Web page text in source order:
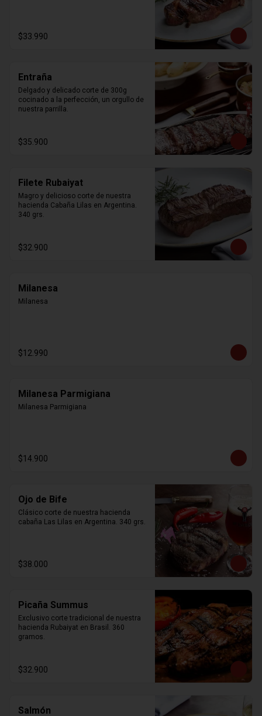
$33.990
Entraña
Delgado y delicado corte de 300g
cocinado a la perfección, un orgullo de
nuestra parrilla.
$35.900
Filete Rubaiyat
Magro y delicioso corte de nuestra
hacienda Cabaña Lilas en Argentina.
340 grs.
$32.900
Milanesa
Milanesa
$12.990
Milanesa Parmigiana
Milanesa Parmigiana
$14.900
Ojo de Bife
Clásico corte de nuestra hacienda
cabaña Las Lilas en Argentina. 340 grs.
$38.000
Picaña Summus
Exclusivo corte tradicional de nuestra
hacienda Rubaiyat en Brasil. 360
gramos.
$32.900
Salmón